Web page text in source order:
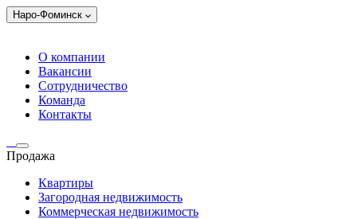
Наро-Фоминск
О компании
Вакансии
Сотрудничество
Команда
Контакты
Продажа
Квартиры
Загородная недвижимость
Коммерческая недвижимость